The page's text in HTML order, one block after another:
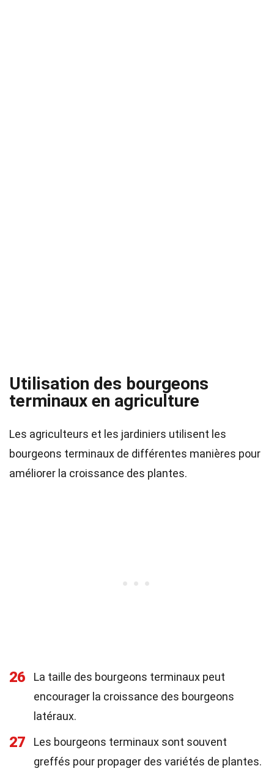
Utilisation des bourgeons
terminaux en agriculture
Les agriculteurs et les jardiniers utilisent les
bourgeons terminaux de différentes manières pour
améliorer la croissance des plantes.
26
La taille des bourgeons terminaux peut
encourager la croissance des bourgeons
latéraux.
27
Les bourgeons terminaux sont souvent
greffés pour propager des variétés de plantes.